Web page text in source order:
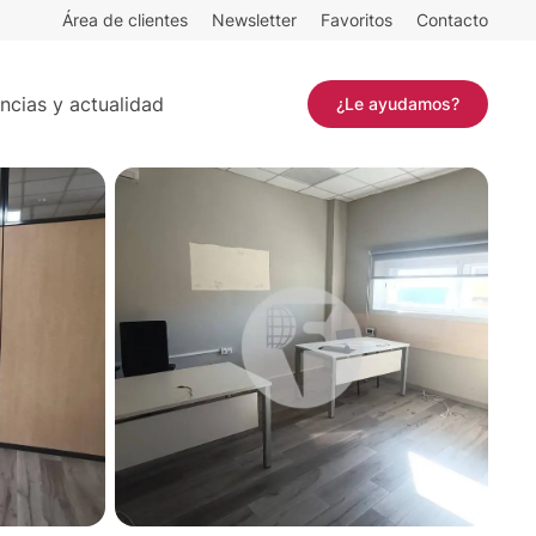
Área de clientes Newsletter Favoritos Contacto
y actualidad ¿Le ayudamos?